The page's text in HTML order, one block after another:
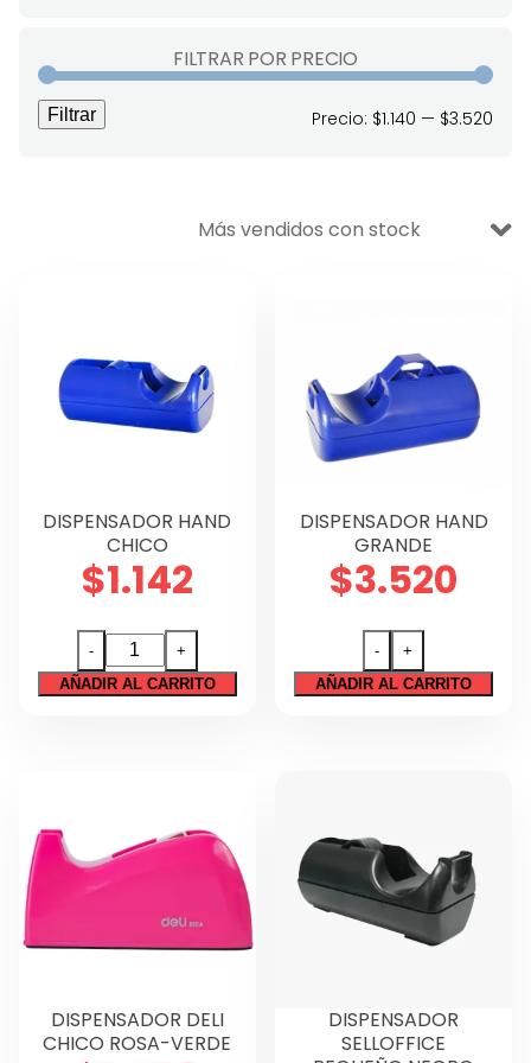
VENTA BODEGA
DESECHABLES
Didáctico
Técnico
Tecnología
Regalos
Sin categorizar
FILTRAR POR PRECIO
Filtrar Precio: $1.140 — $3.520
DISPENSADOR HAND
CHICO
$1.142
-
DISPENSADOR
HAND
+
AÑADIR AL CARRITO
DISPENSADOR HAND
GRANDE
$3.520
-
DISPENSADOR
HAND
+
AÑADIR AL CARRITO
DISPENSADOR DELI
CHICO ROSA-VERDE
DISPENSADOR
SELLOFFICE